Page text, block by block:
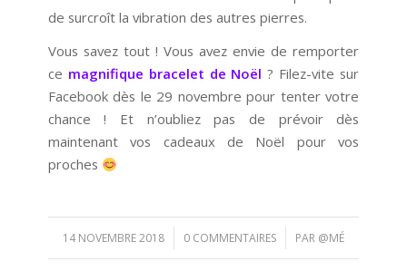
de surcroît la vibration des autres pierres.
Vous savez tout ! Vous avez envie de remporter
ce magnifique bracelet de Noël ? Filez-vite sur
Facebook dès le 29 novembre pour tenter votre
chance ! Et n’oubliez pas de prévoir dès
maintenant vos cadeaux de Noël pour vos
proches
14 NOVEMBRE 2018
/ 0 COMMENTAIRES
/ PAR @MÉ